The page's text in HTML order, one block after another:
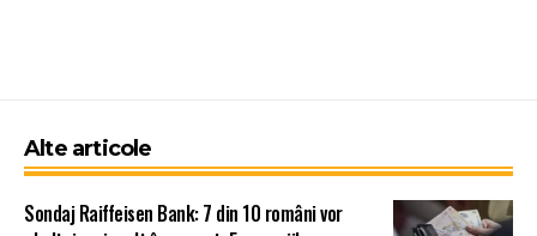
Alte articole
Sondaj Raiffeisen Bank: 7 din 10 români vor